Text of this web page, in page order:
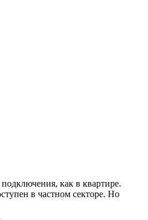
как в квартире.
в частном секторе. Но